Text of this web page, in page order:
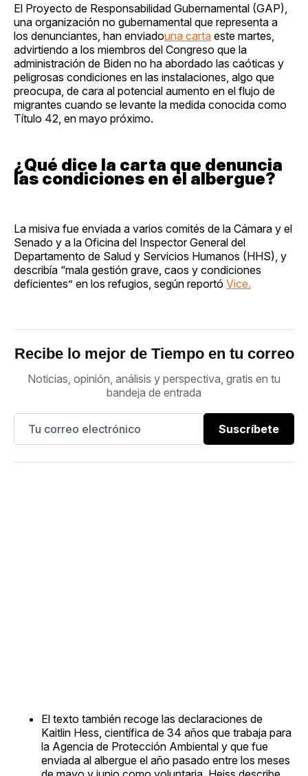
El Proyecto de Responsabilidad Gubernamental (GAP),
una organización no gubernamental que representa a
los denunciantes, han enviadouna carta este martes,
advirtiendo a los miembros del Congreso que la
administración de Biden no ha abordado las caóticas y
peligrosas condiciones en las instalaciones, algo que
preocupa, de cara al potencial aumento en el flujo de
migrantes cuando se levante la medida conocida como
Título 42, en mayo próximo.
¿Qué dice la carta que denuncia
las condiciones en el albergue?
La misiva fue enviada a varios comités de la Cámara y el
Senado y a la Oficina del Inspector General del
Departamento de Salud y Servicios Humanos (HHS), y
describía “mala gestión grave, caos y condiciones
deficientes” en los refugios, según reportó Vice.
Recibe lo mejor de Tiempo en tu correo
Noticias, opinión, análisis y perspectiva, gratis en tu
bandeja de entrada
Suscríbete
El texto también recoge las declaraciones de
Kaitlin Hess, científica de 34 años que trabaja para
la Agencia de Protección Ambiental y que fue
enviada al albergue el año pasado entre los meses